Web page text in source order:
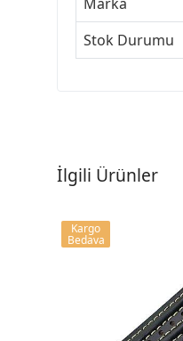
Marka
Stok Durumu
İlgili Ürünler
Kargo
Bedava